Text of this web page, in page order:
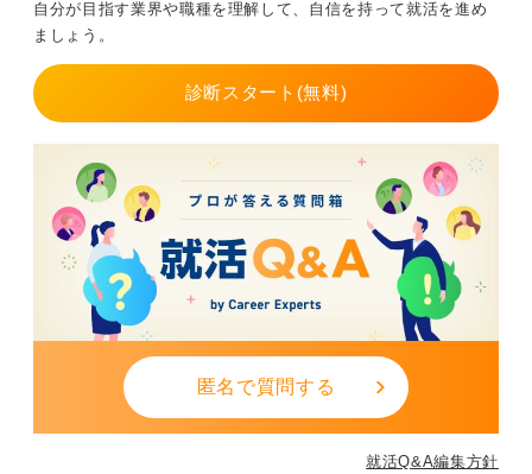
この職種には、市場の動きを敏感にとらえ、自分なりに
分析し、「次はこのようなものが流行るのではないか」
日常的に「なぜこれは流行っているのか」といった「な
験が必ず役立ちます。
また、市場調査や分析は地道な作業であり、体力はもち
ろん、分析力や論理的思考力も不可欠なスキルです。
0
自分が目指す業界や職種を理解して、自信を持って就活を進め
ましょう。
診断スタート(無料)
匿名で質問する
就活Q&A編集方針